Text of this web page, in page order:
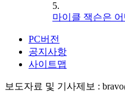
5.
마이클 잭슨은
PC버전
공지사항
사이트맵
보도자료 및 기사제보 :